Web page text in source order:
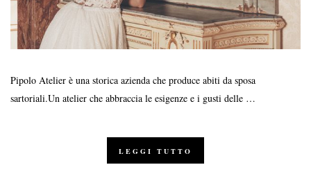
Pipolo Atelier è una storica azienda che produce abiti da sposa
sartoriali.Un atelier che abbraccia le esigenze e i gusti delle …
LEGGI TUTTO